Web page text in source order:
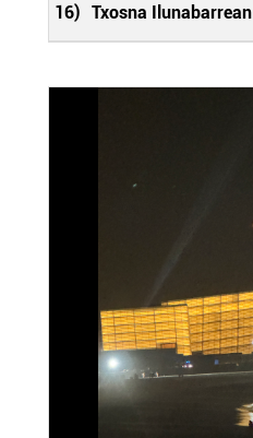
16) Txosna Ilunabarrean